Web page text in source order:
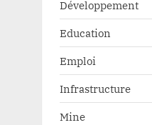
Développement
Education
Emploi
Infrastructure
Mine